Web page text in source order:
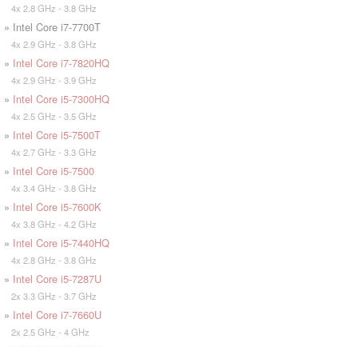
4x 2.8 GHz - 3.8 GHz
» Intel Core i7-7700T
4x 2.9 GHz - 3.8 GHz
» Intel Core i7-7820HQ
4x 2.9 GHz - 3.9 GHz
» Intel Core i5-7300HQ
4x 2.5 GHz - 3.5 GHz
» Intel Core i5-7500T
4x 2.7 GHz - 3.3 GHz
» Intel Core i5-7500
4x 3.4 GHz - 3.8 GHz
» Intel Core i5-7600K
4x 3.8 GHz - 4.2 GHz
» Intel Core i5-7440HQ
4x 2.8 GHz - 3.8 GHz
» Intel Core i5-7287U
2x 3.3 GHz - 3.7 GHz
» Intel Core i7-7660U
2x 2.5 GHz - 4 GHz